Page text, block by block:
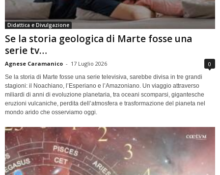
Didattica e Divulgazione
Se la storia geologica di Marte fosse una
serie tv…
Agnese Caramanico - 17 Luglio 2026 0
Se la storia di Marte fosse una serie televisiva, sarebbe divisa in tre grandi
stagioni: il Noachiano, l’Esperiano e l’Amazoniano. Un viaggio attraverso
miliardi di anni di evoluzione planetaria, tra oceani scomparsi, gigantesche
eruzioni vulcaniche, perdita dell’atmosfera e trasformazione del pianeta nel
mondo arido che osserviamo oggi.